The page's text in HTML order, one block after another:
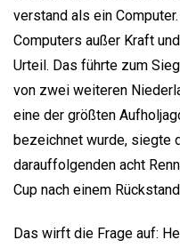
verstand als ein
Computers außer Kraft
Urteil. Das führte zum
von zwei weiteren
eine der größten
bezeichnet wurde, siegte
darauffolgenden acht
Cup nach einem
Das wirft die Frage auf: